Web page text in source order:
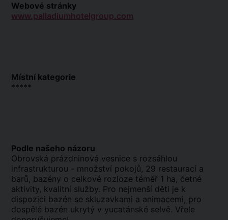
Webové stránky
www.palladiumhotelgroup.com
Místní kategorie
*****
Podle našeho názoru
Obrovská prázdninová vesnice s rozsáhlou
infrastrukturou - množství pokojů, 29 restaurací a
barů, bazény o celkové rozloze téměř 1 ha, četné
aktivity, kvalitní služby. Pro nejmenší děti je k
dispozici bazén se skluzavkami a animacemi, pro
dospělé bazén ukrytý v yucatánské selvě. Vřele